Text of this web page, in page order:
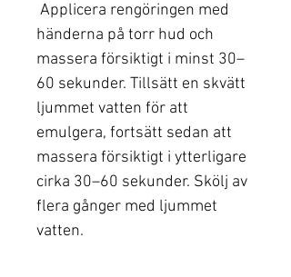
Applicera rengöringen med
händerna på torr hud och
massera försiktigt i minst 30–
60 sekunder. Tillsätt en skvätt
ljummet vatten för att
emulgera, fortsätt sedan att
massera försiktigt i ytterligare
cirka 30–60 sekunder. Skölj av
flera gånger med ljummet
vatten.